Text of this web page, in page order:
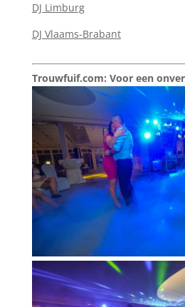
DJ Limburg
DJ Vlaams-Brabant
Trouwfuif.com: Voor een